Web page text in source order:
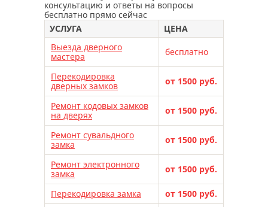
консультацию и ответы на вопросы
бесплатно прямо сейчас
УСЛУГА
ЦЕНА
Выезда дверного
мастера
бесплатно
Перекодировка
дверных замков
от 1500 руб.
Ремонт кодовых замков
на дверях
от 1500 руб.
Ремонт сувальдного
замка
от 1500 руб.
Ремонт электронного
замка
от 1500 руб.
Перекодировка замка
от 1500 руб.